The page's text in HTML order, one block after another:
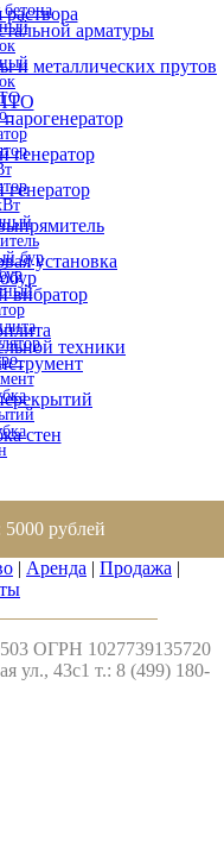
бетона
бур
рублей
| Аренда | Продажа |
ОГРН 1027739135720
ул., 43с1 т.: 8 (499) 180-